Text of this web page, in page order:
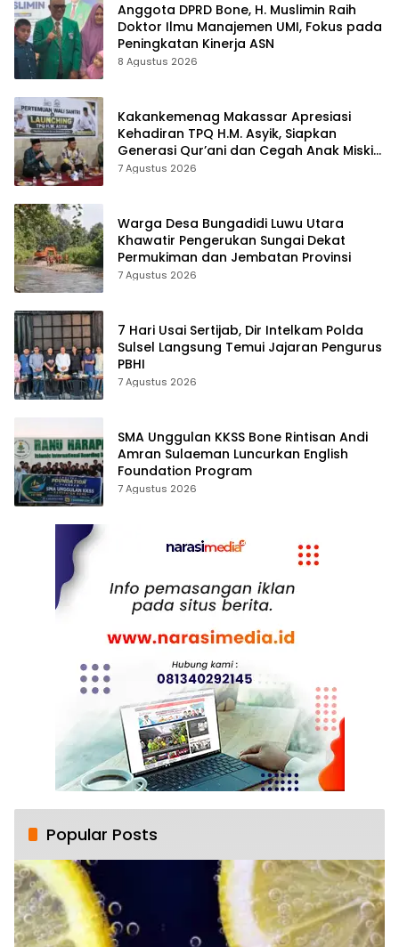
Anggota DPRD Bone, H. Muslimin Raih
Doktor Ilmu Manajemen UMI, Fokus pada
Peningkatan Kinerja ASN
8 Agustus 2026
Kakankemenag Makassar Apresiasi
Kehadiran TPQ H.M. Asyik, Siapkan
Generasi Qur’ani dan Cegah Anak Miskin
Spiritualitas
7 Agustus 2026
Warga Desa Bungadidi Luwu Utara
Khawatir Pengerukan Sungai Dekat
Permukiman dan Jembatan Provinsi
7 Agustus 2026
7 Hari Usai Sertijab, Dir Intelkam Polda
Sulsel Langsung Temui Jajaran Pengurus
PBHI
7 Agustus 2026
SMA Unggulan KKSS Bone Rintisan Andi
Amran Sulaeman Luncurkan English
Foundation Program
7 Agustus 2026
Popular Posts